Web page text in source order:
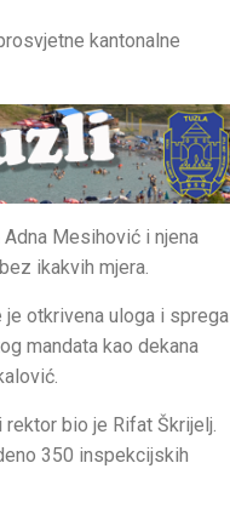
kantonalne
Mesihović i njena
ikakvih mjera.
otkrivena uloga i sprega
mandata kao dekana
bio je Rifat Škrijelj.
350 inspekcijskih